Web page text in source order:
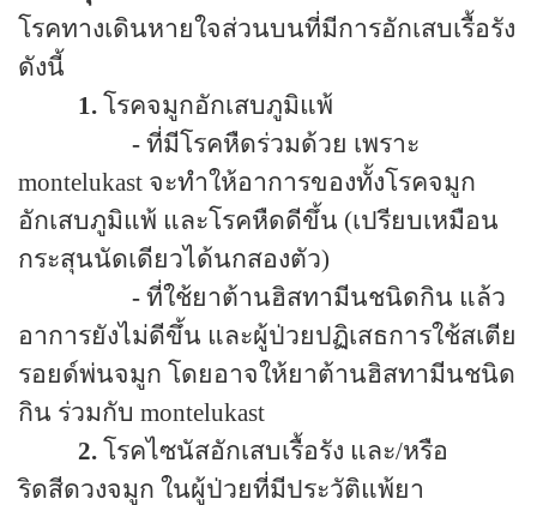
โรคทางเดินหายใจส่วนบนที่มีการอักเสบเรื้อรัง
ดังนี้
1. โรคจมูกอักเสบภูมิแพ้
- ที่มีโรคหืดร่วมด้วย เพราะ
montelukast จะทำให้อาการของทั้งโรคจมูก
อักเสบภูมิแพ้ และโรคหืดดีขึ้น (เปรียบเหมือน
กระสุนนัดเดียวได้นกสองตัว)
- ที่ใช้ยาต้านฮิสทามีนชนิดกิน แล้ว
อาการยังไม่ดีขึ้น และผู้ป่วยปฏิเสธการใช้สเตีย
รอยด์พ่นจมูก โดยอาจให้ยาต้านฮิสทามีนชนิด
กิน ร่วมกับ montelukast
2. โรคไซนัสอักเสบเรื้อรัง และ/หรือ
ริดสีดวงจมูก ในผู้ป่วยที่มีประวัติแพ้ยา